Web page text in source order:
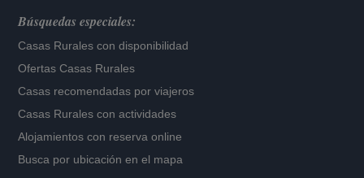
Búsquedas especiales:
Casas Rurales con disponibilidad
Ofertas Casas Rurales
Casas recomendadas por viajeros
Casas Rurales con actividades
Alojamientos con reserva online
Busca por ubicación en el mapa